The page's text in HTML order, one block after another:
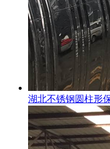
湖北不锈钢圆柱形